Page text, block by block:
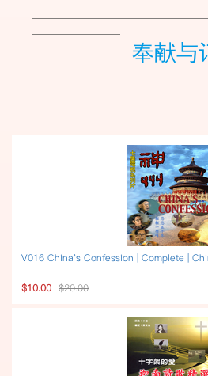
奉献与
V016 China's Confession | Complete |
$10.00 $20.00